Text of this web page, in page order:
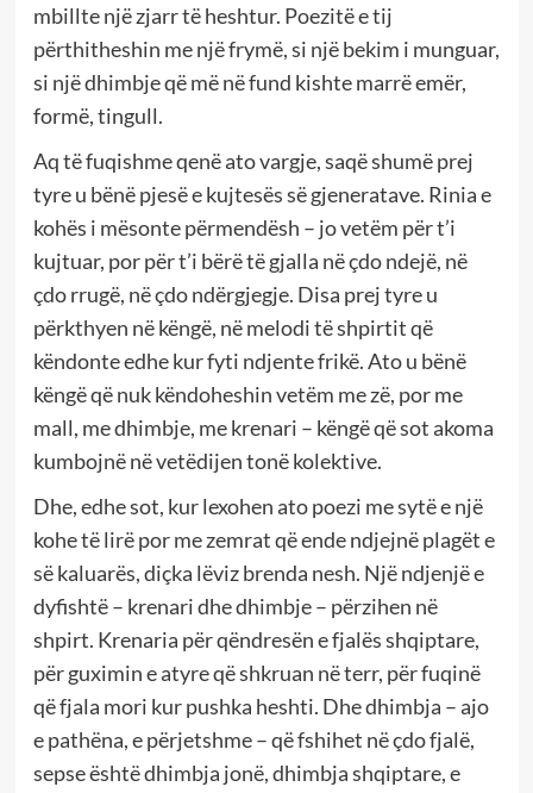
mbillte një zjarr të heshtur. Poezitë e tij
përthitheshin me një frymë, si një bekim i munguar,
si një dhimbje që më në fund kishte marrë emër,
formë, tingull.
Aq të fuqishme qenë ato vargje, saqë shumë prej
tyre u bënë pjesë e kujtesës së gjeneratave. Rinia e
kohës i mësonte përmendësh – jo vetëm për t’i
kujtuar, por për t’i bërë të gjalla në çdo ndejë, në
çdo rrugë, në çdo ndërgjegje. Disa prej tyre u
përkthyen në këngë, në melodi të shpirtit që
këndonte edhe kur fyti ndjente frikë. Ato u bënë
këngë që nuk këndoheshin vetëm me zë, por me
mall, me dhimbje, me krenari – këngë që sot akoma
kumbojnë në vetëdijen tonë kolektive.
Dhe, edhe sot, kur lexohen ato poezi me sytë e një
kohe të lirë por me zemrat që ende ndjejnë plagët e
së kaluarës, diçka lëviz brenda nesh. Një ndjenjë e
dyfishtë – krenari dhe dhimbje – përzihen në
shpirt. Krenaria për qëndresën e fjalës shqiptare,
për guximin e atyre që shkruan në terr, për fuqinë
që fjala mori kur pushka heshti. Dhe dhimbja – ajo
e pathëna, e përjetshme – që fshihet në çdo fjalë,
sepse është dhimbja jonë, dhimbja shqiptare, e